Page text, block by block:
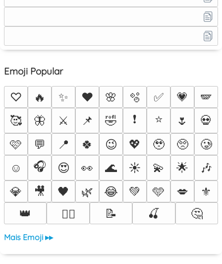
Emoji Popular
♡ 🔥 ✨ ❤️ 🌸 🫧 ✅ 💗
🪽
🥰
🦋 ⚔️ 📌 🤣 ❗ ⭐ 🌷
💀
🩷
💬 📍 🍀 😉 💖 🥹 🥺
🥲
☺️
🎧 😍 👀 🌊 ☀️ 💫 🌟
🎶
💎
🎥 🖤 🌿 😂 💚 🩵 💋
⚜️
👑
❤️‍🔥 📝 🍒 🤔
Mais Emoji ▸▸